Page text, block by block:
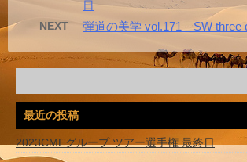
日
NEXT 弾道の美学 vol.171 SW three
最近の投稿
2023CMEグループ ツアー選手権 最終日